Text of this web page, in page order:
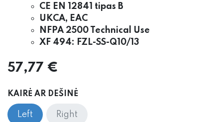
CE EN 12841 tipas B
UKCA, EAC
NFPA 2500 Technical Use
XF 494: FZL-SS-Q10/13
57,77 €
KAIRĖ AR DEŠINĖ
Left Right